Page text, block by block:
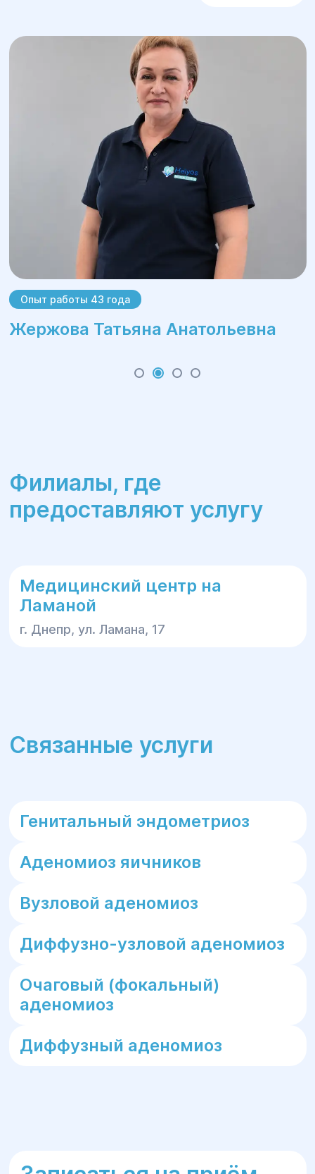
Реабилитация:
После хирургического вмешательства
пациентки проходят курс
реабилитации, включающий
контрольные осмотры, физиотерапию и
процедуры для восстановления
функций кишечника. Также
предусмотрено наблюдение для
предотвращения рецидивов.
Опыт работы 43 года
Жержова Татьяна Анатольевна
Филиалы, где
предоставляют услугу
Медицинский центр на
Ламаной
г. Днепр, ул. Ламана, 17
Связанные услуги
Генитальный эндометриоз
Аденомиоз яичников
Вузловой аденомиоз
Диффузно-узловой аденомиоз
Очаговый (фокальный)
аденомиоз
Диффузный аденомиоз